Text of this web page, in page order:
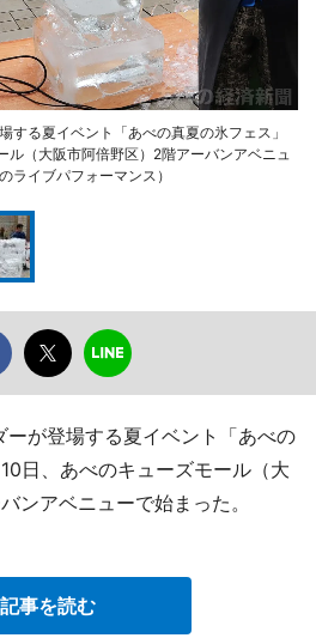
する夏イベント「あべの真夏の氷フェス」
（大阪市阿倍野区）2階アーバンアベニュ
ライブパフォーマンス）
ーが登場する夏イベント「あべの
日、あべのキューズモール（大
ンアベニューで始まった。
記事を読む